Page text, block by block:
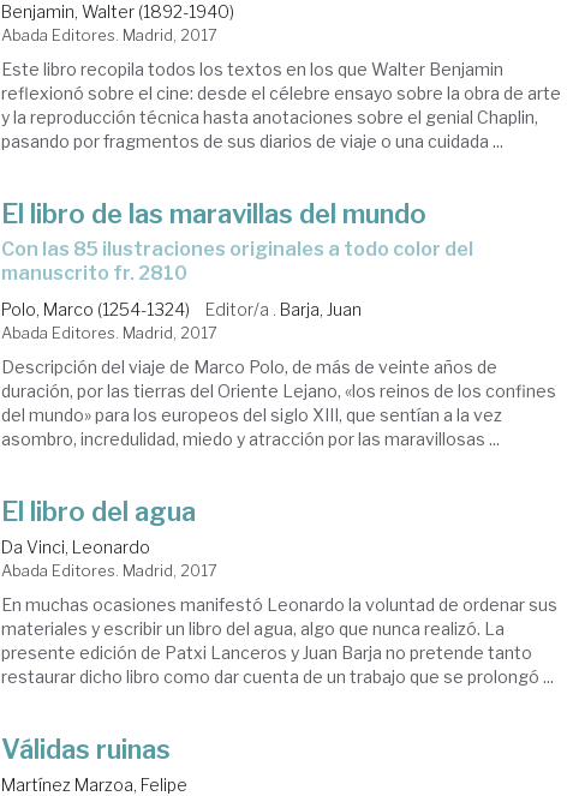
Benjamin, Walter (1892-1940)
Abada Editores. Madrid, 2017
Este libro recopila todos los textos en los que Walter Benjamin
reflexionó sobre el cine: desde el célebre ensayo sobre la obra de arte
y la reproducción técnica hasta anotaciones sobre el genial Chaplin,
pasando por fragmentos de sus diarios de viaje o una cuidada ...
El libro de las maravillas del mundo
con las 85 ilustraciones originales a todo color del
manuscrito fr. 2810
Polo, Marco (1254-1324) Editor/a . Barja, Juan
Abada Editores. Madrid, 2017
Descripción del viaje de Marco Polo, de más de veinte años de
duración, por las tierras del Oriente Lejano, «los reinos de los confines
del mundo» para los europeos del siglo XIII, que sentían a la vez
asombro, incredulidad, miedo y atracción por las maravillosas ...
El libro del agua
Da Vinci, Leonardo
Abada Editores. Madrid, 2017
En muchas ocasiones manifestó Leonardo la voluntad de ordenar sus
materiales y escribir un libro del agua, algo que nunca realizó. La
presente edición de Patxi Lanceros y Juan Barja no pretende tanto
restaurar dicho libro como dar cuenta de un trabajo que se prolongó ...
Válidas ruinas
Martínez Marzoa, Felipe